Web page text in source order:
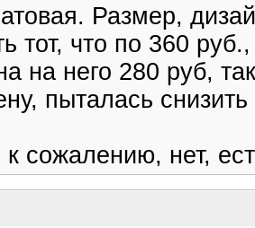
Размер,
тот, что по 360
на него 280 руб,
пыталась
сожалению, нет,